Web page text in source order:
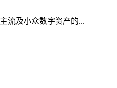
流及小众数字资产的...